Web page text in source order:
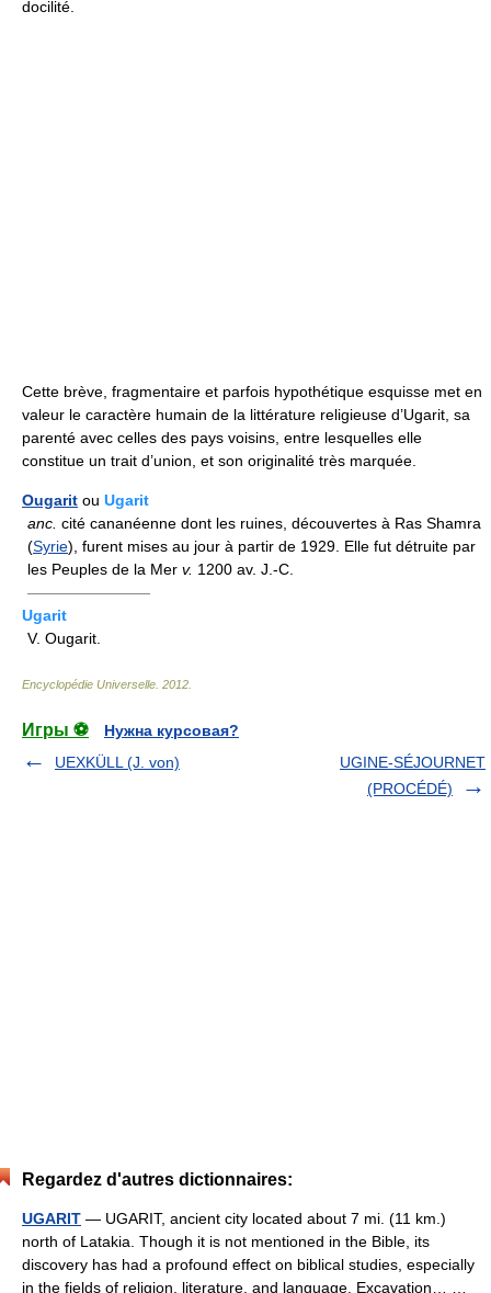
docilité.
Cette brève, fragmentaire et parfois hypothétique esquisse met en
valeur le caractère humain de la littérature religieuse d’Ugarit, sa
parenté avec celles des pays voisins, entre lesquelles elle
constitue un trait d’union, et son originalité très marquée.
Ougarit ou Ugarit
anc. cité cananéenne dont les ruines, découvertes à Ras Shamra
(Syrie), furent mises au jour à partir de 1929. Elle fut détruite par
les Peuples de la Mer v. 1200 av. J.-C.
————————
Ugarit
V. Ougarit.
Encyclopédie Universelle 2012
Игры ⚽
Нужна курсовая?
UEXKÜLL (J. von)
UGINE-SÉJOURNET
(PROCÉDÉ)
Regardez d'autres dictionnaires:
UGARIT — UGARIT, ancient city located about 7 mi. (11 km.)
north of Latakia. Though it is not mentioned in the Bible, its
discovery has had a profound effect on biblical studies, especially
in the fields of religion, literature, and language. Excavation… …